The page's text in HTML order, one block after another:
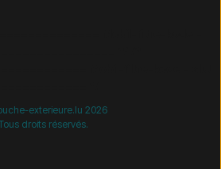
exterieure.lu 2026
droits réservés.